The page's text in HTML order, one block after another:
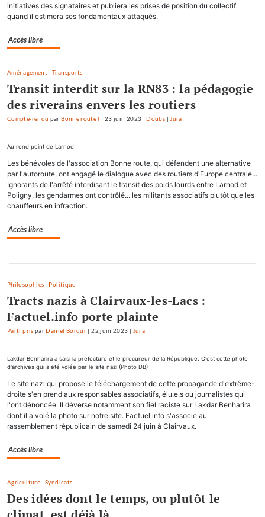
initiatives des signataires et publiera les prises de position du collectif
quand il estimera ses fondamentaux attaqués.
Accès libre
Aménagement-Transports
Transit interdit sur la RN83 : la pédagogie
des riverains envers les routiers
Compte-rendu parBonne route ! | 23 juin 2023 |Doubs | Jura
Au rond point de Larnod
Les bénévoles de l'association Bonne route, qui défendent une alternative
par l'autoroute, ont engagé le dialogue avec des routiers d'Europe centrale...
Ignorants de l'arrêté interdisant le transit des poids lourds entre Larnod et
Poligny, les gendarmes ont contrôlé... les militants associatifs plutôt que les
chauffeurs en infraction.
Accès libre
Philosophies - Politique
Tracts nazis à Clairvaux-les-Lacs :
Factuel.info porte plainte
Parti pris parDaniel Bordür |22 juin 2023 | Jura
Lakdar Benharira a saisi la préfecture et le procureur de la République. C'est cette photo
d'archives qui a été volée par le site nazi (Photo DB)
Le site nazi qui propose le téléchargement de cette propagande d'extrême-
droite s'en prend aux responsables associatifs, élu.e.s ou journalistes qui
l'ont dénoncée. Il déverse notamment son fiel raciste sur Lakdar Benharira
dont il a volé la photo sur notre site. Factuel.info s'associe au
rassemblement républicain de samedi 24 juin à Clairvaux.
Accès libre
Agriculture-Syndicats
Des idées dont le temps, ou plutôt le